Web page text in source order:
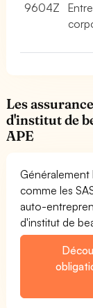
9604Z
Les
d'institut de
APE
Généralement
comme les
auto-
d'institut de